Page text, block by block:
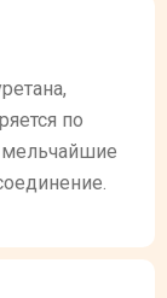
по
мельчайшие